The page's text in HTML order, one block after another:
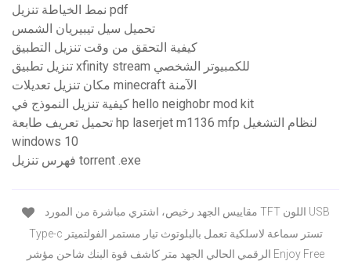
نمط الخياطة تنزيل pdf
تحميل سيل تيبيريان الشمس
كيفية التحقق من وقت تنزيل التطبيق
تنزيل تطبيق xfinity stream للكمبيوتر الشخصي
مكان تنزيل تعديلات minecraft الآمنة
كيفية تنزيل النموذج في hello neighobr mod kit
تحميل تعريف طابعة hp laserjet m1136 mfp لنظام التشغيل
windows 10
فهرس تنزيل torrent .exe
Type-c تستر سماعة لاسلكية تعمل بالبلوتوث تيار مستمر الفولتميتر
الرقمي الحالي الجهد متر كاشف قوة البنك شاحن مؤشر Enjoy Free